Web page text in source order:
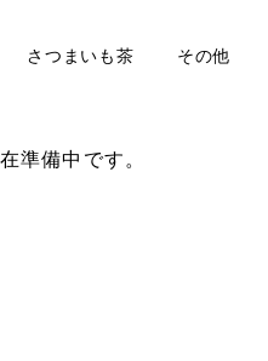
さつまいも茶 その他
準備中です。